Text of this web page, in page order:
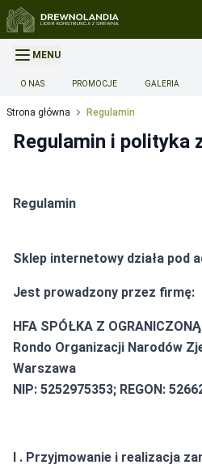
MENU
O NAS PROMOCJE GALERIA
Strona główna Regulamin
Regulamin i polityka
Regulamin
Sklep internetowy działa pod
Jest prowadzony przez firmę:
HFA SPÓŁKA Z
Rondo Organizacji Narodów
Warszawa
NIP: 5252975353; REGON:
I . Przyjmowanie i realizacja